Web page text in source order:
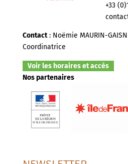
+33
Contact: Noëmie MAURIN-
Coordinatrice
Voir les horaires et accès
Nos partenaires